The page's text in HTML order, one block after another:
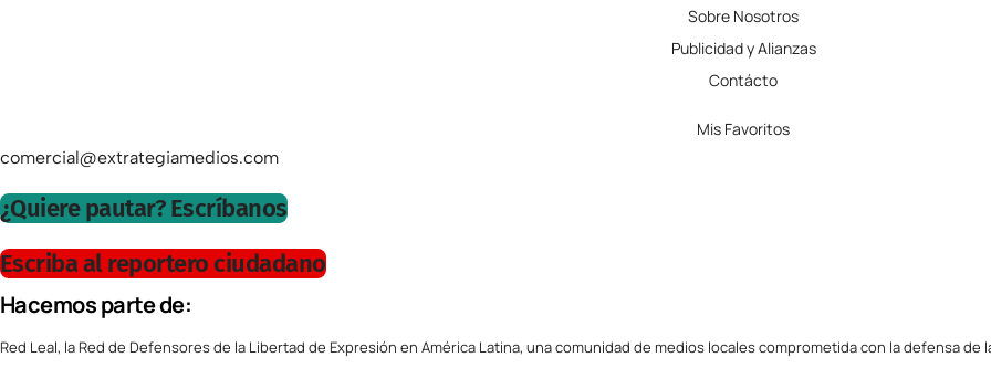
Sobre Nosotros
Publicidad y Alianzas
Contácto
Mis Favoritos
comercial@extrategiamedios.com
¿Quiere pautar? Escríbanos
Escriba al reportero ciudadano
Hacemos parte de:
Red Leal, la Red de Defensores de la Libertad de Expresión en América Latina, una comunidad de medios locales comprometida con la defensa de